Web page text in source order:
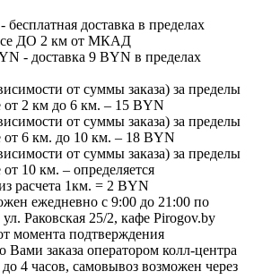
бесплатная доставка в пределах
ДО 2 км от МКАД
- доставка 9 BYN в пределах
от суммы заказа) за пределы
2 км до 6 км. – 15 BYN
от суммы заказа) за пределы
6 км. до 10 км. – 18 BYN
от суммы заказа) за пределы
10 км. – определяется
расчета 1км. = 2 BYN
ежедневно с 9:00 до 21:00 по
Раковская 25/2, кафе Pirogov.by
момента подтверждения
Вами заказа оператором колл-центра
до 4 часов, самовывоз возможен через